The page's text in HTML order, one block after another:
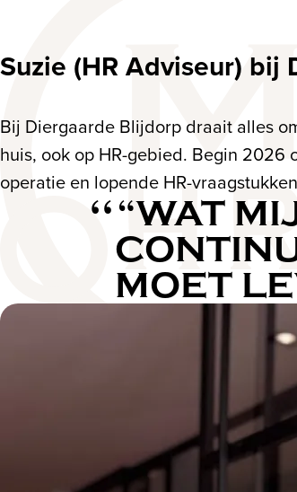
Suzie (HR Adviseur)
Bij Diergaarde Blijdorp draait alles
huis, ook op HR-gebied. Begin
operatie en lopende HR-
“WAT
MOET